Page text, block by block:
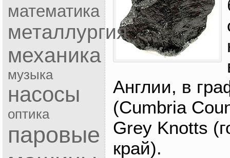
математика
металлургия
механика
музыка
насосы
оптика
паровые
Англии, в
(Cumbria
Grey Knotts
край).